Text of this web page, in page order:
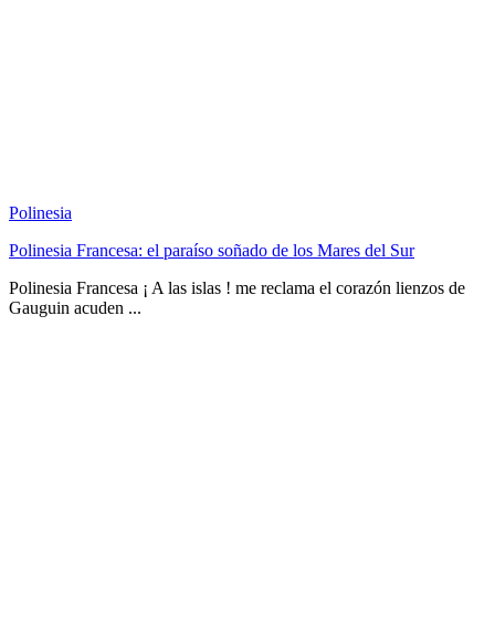
Polinesia
Polinesia Francesa: el paraíso soñado de los Mares del Sur
Polinesia Francesa ¡ A las islas ! me reclama el corazón lienzos de
Gauguin acuden ...